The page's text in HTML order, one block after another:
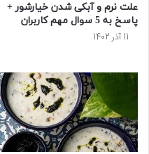
علت نرم و آبکی شدن خیارشور +
پاسخ به 5 سوال مهم کاربران
11 آذر 1402